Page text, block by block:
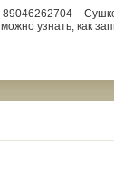
–
узнать, как